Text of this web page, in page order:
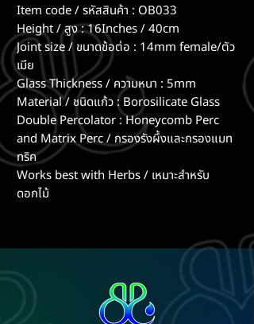
Item code / รหัสสินค้า : OB033
Height / สูง : 16Inches / 40cm
Joint size / ขนาดข้อต่อ : 14mm female/ตัว
เมีย
Glass Thickness / ความหนา : 5mm
Material / ชนิดแก้ว : Borosilicate Glass
Double Percolator : Honeycomb Perc
and Matrix Perc / กรองรังผึ้งและกรองแมท
ทริค
Works best with Herbs / เหมาะสำหรับ
ดอกไม้